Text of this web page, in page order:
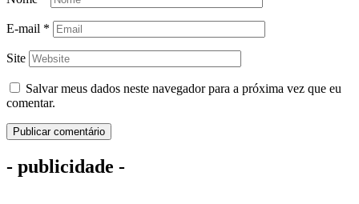
E-mail *
Site
Salvar meus dados neste navegador para a próxima vez que eu
comentar.
- publicidade -